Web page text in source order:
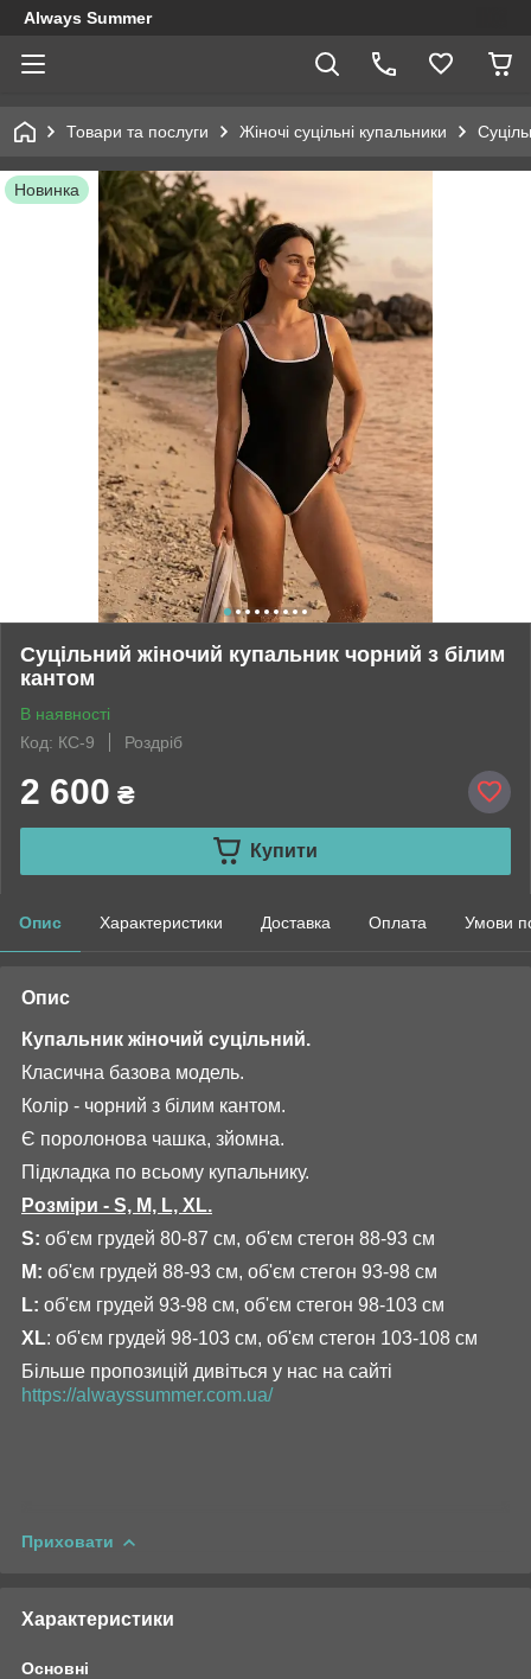
Always Summer
Товари та послуги Жіночі суцільні купальники
Новинка
Суцільний жіночий купальник чорний з білим
кантом
В наявності
Код: КС-9
Роздріб
2 600 ₴
Купити
Опис Характеристики Доставка Оплата Умови
Опис
Купальник жіночий суцільний.
Класична базова модель.
Колір - чорний з білим кантом.
Є поролонова чашка, зйомна.
Підкладка по всьому купальнику.
Розміри - S, M, L, XL.
S: об'єм грудей 80-87 см, об'єм стегон 88-93 см
М: об'єм грудей 88-93 см, об'єм стегон 93-98 см
L: об'єм грудей 93-98 см, об'єм стегон 98-103 см
XL: об'єм грудей 98-103 см, об'єм стегон 103-108 см
Більше пропозицій дивіться у нас на сайті
https://alwayssummer.com.ua/
Приховати
Характеристики
Основні